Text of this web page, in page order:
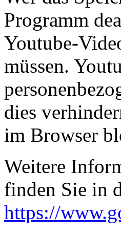
Programm
Youtube-
müssen.
dies
im Browser
Weitere
finden Sie in
https://